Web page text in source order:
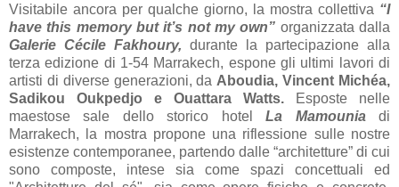
Visitabile ancora per qualche giorno, la mostra collettiva “I
have this memory but it’s not my own” organizzata dalla
Galerie Cécile Fakhoury, durante la partecipazione alla
terza edizione di 1-54 Marrakech, espone gli ultimi lavori di
artisti di diverse generazioni, da Aboudia, Vincent Michéa,
Sadikou Oukpedjo e Ouattara Watts.
Esposte nelle
maestose sale dello storico hotelLa Mamouniadi
Marrakech, la mostra propone una riflessione sulle nostre
esistenze contemporanee, partendo dalle “architetture” di cui
sono composte, intese sia come spazi concettuali ed